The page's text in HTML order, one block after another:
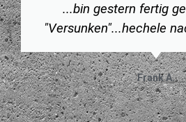
...bin gestern fertig
"Versunken"...hechele
Frank A.